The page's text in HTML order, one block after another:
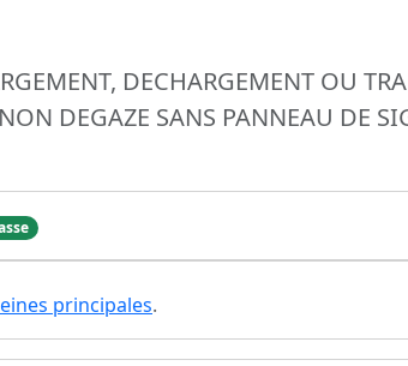
DECHARGEMENT OU
DEGAZE SANS PANNEAU DE
principales.